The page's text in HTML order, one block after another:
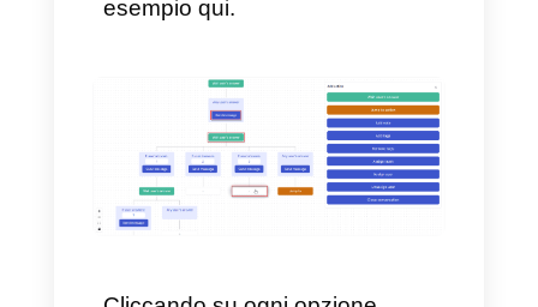
strumento ideato per sviluppare
chatbot da implementare in tutte
le conversazioni possibili.
Grazie a questa funzionalità